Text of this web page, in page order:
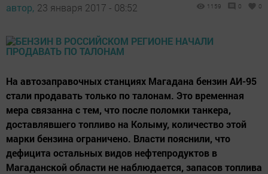
автор, 23 января 2017 - 08:52 1159 0 0
На автозаправочных станциях Магадана бензин АИ-95
стали продавать только по талонам. Это временная
мера связанна с тем, что после поломки танкера,
доставлявшего топливо на Колыму, количество этой
марки бензина ограничено. Власти пояснили, что
дефицита остальных видов нефтепродуктов в
Магаданской области не наблюдается, запасов топлива